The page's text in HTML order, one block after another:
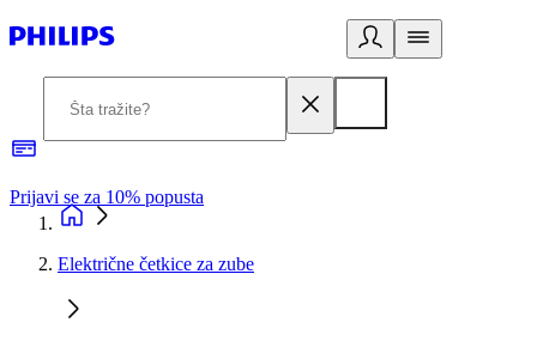
Prijavi se za 10% popusta
Električne četkice za zube